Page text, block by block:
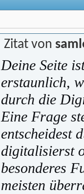
Zitat von
Deine Seite
erstaunlich,
durch die
Eine Frage
entscheidest
digitalisierst
besonderes
meisten